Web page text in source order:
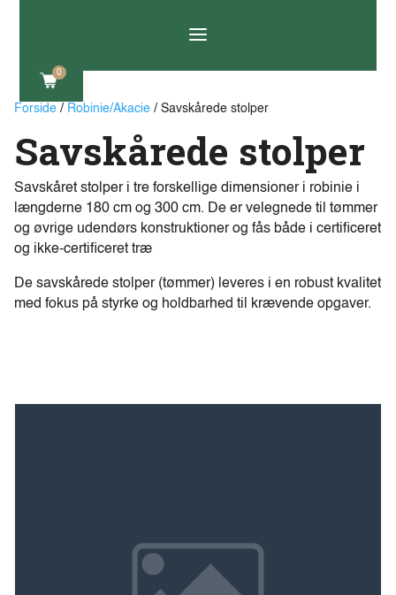
a
0
Forside / Robinie/Akacie / Savskårede stolper
Savskårede stolper
Savskåret stolper i tre forskellige dimensioner i robinie i
længderne 180 cm og 300 cm. De er velegnede til tømmer
og øvrige udendørs konstruktioner og fås både i certificeret
og ikke-certificeret træ
De savskårede stolper (tømmer) leveres i en robust kvalitet
med fokus på styrke og holdbarhed til krævende opgaver.